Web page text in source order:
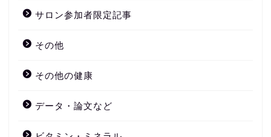
サロン参加者限定記事
その他
その他の健康
データ・論文など